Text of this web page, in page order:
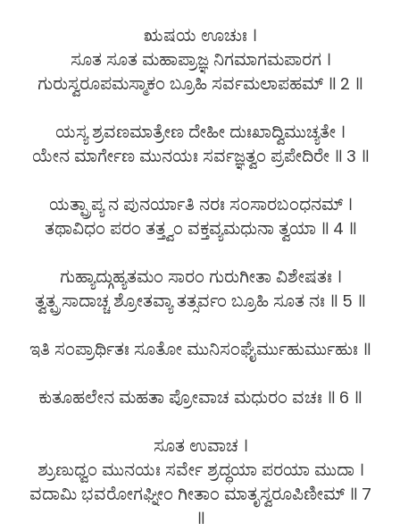
ಋಷಯ ಊಚುಃ ।
ಸೂತ ಸೂತ ಮಹಾಪ್ರಾಜ್ಞ ನಿಗಮಾಗಮಪಾರಗ ।
ಗುರುಸ್ವರೂಪಮಸ್ಮಾಕಂ ಬ್ರೂಹಿ ಸರ್ವಮಲಾಪಹಮ್ ॥ 2 ॥
ಯಸ್ಯ ಶ್ರವಣಮಾತ್ರೇಣ ದೇಹೀ ದುಃಖಾದ್ವಿಮುಚ್ಯತೇ ।
ಯೇನ ಮಾರ್ಗೇಣ ಮುನಯಃ ಸರ್ವಜ್ಞತ್ವಂ ಪ್ರಪೇದಿರೇ ॥ 3 ॥
ಯತ್ಪ್ರಾಪ್ಯ ನ ಪುನರ್ಯಾತಿ ನರಃ ಸಂಸಾರಬಂಧನಮ್ ।
ತಥಾವಿಧಂ ಪರಂ ತತ್ತ್ವಂ ವಕ್ತವ್ಯಮಧುನಾ ತ್ವಯಾ ॥ 4 ॥
ಗುಹ್ಯಾದ್ಗುಹ್ಯತಮಂ ಸಾರಂ ಗುರುಗೀತಾ ವಿಶೇಷತಃ ।
ತ್ವತ್ಪ್ರಸಾದಾಚ್ಚ ಶ್ರೋತವ್ಯಾ ತತ್ಸರ್ವಂ ಬ್ರೂಹಿ ಸೂತ ನಃ ॥ 5 ॥
ಇತಿ ಸಂಪ್ರಾರ್ಥಿತಃ ಸೂತೋ ಮುನಿಸಂಘೈರ್ಮುಹುರ್ಮುಹುಃ ॥
ಕುತೂಹಲೇನ ಮಹತಾ ಪ್ರೋವಾಚ ಮಧುರಂ ವಚಃ ॥ 6 ॥
ಸೂತ ಉವಾಚ ।
ಶ್ರುಣುಧ್ವಂ ಮುನಯಃ ಸರ್ವೇ ಶ್ರದ್ಧಯಾ ಪರಯಾ ಮುದಾ ।
ವದಾಮಿ ಭವರೋಗಘ್ನೀಂ ಗೀತಾಂ ಮಾತೃಸ್ವರೂಪಿಣೀಮ್ ॥ 7
॥